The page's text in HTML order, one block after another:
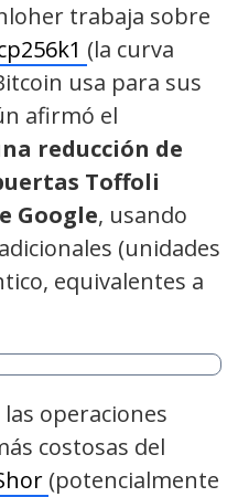
trabaja sobre
(la curva
usa para sus
afirmó el
reducción de
Toffoli
Google, usando
adicionales (unidades
equivalentes a
operaciones
costosas del
(potencialmente